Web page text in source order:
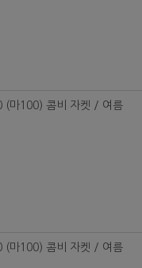
(마100) 콤비 자켓 / 여름
(마100) 콤비 자켓 / 여름